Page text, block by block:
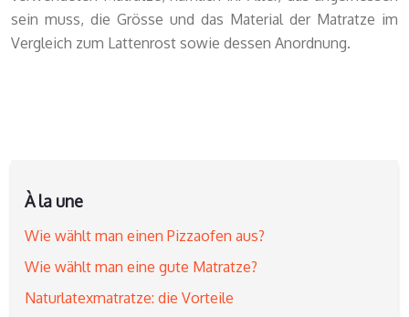
sein muss, die Grösse und das Material der Matratze im
Vergleich zum Lattenrost sowie dessen Anordnung.
À la une
Wie wählt man einen Pizzaofen aus?
Wie wählt man eine gute Matratze?
Naturlatexmatratze: die Vorteile